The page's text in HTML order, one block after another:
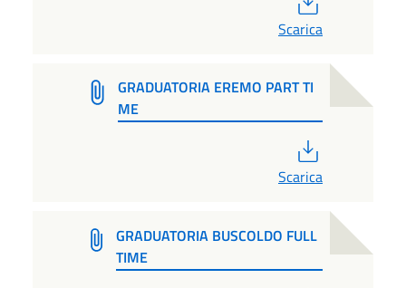
Scarica
GRADUATORIA EREMO PART TI
ME
Scarica
GRADUATORIA BUSCOLDO FULL
TIME